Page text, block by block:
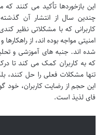
این بازخوردها تأکید می کنند
چندین سال از انتشار آن
کاربرانی که با مشکلاتی نظیر
امنیتی مواجه بوده اند، از
شده اند. جنبه های آموزشی و
که به کاربران کمک می کند تا
تنها مشکلات فعلی را حل کنند،
این حجم از رضایت کاربران، خود
فای لذیذ است.